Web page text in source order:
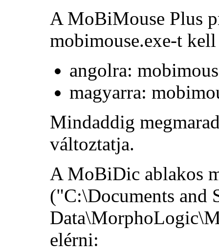
A MoBiMouse Plus
mobimouse.exe-t
angolra:
magyarra:
Mindaddig
változtatja.
A MoBiDic ablakos
("C:\Documents and
elérni: